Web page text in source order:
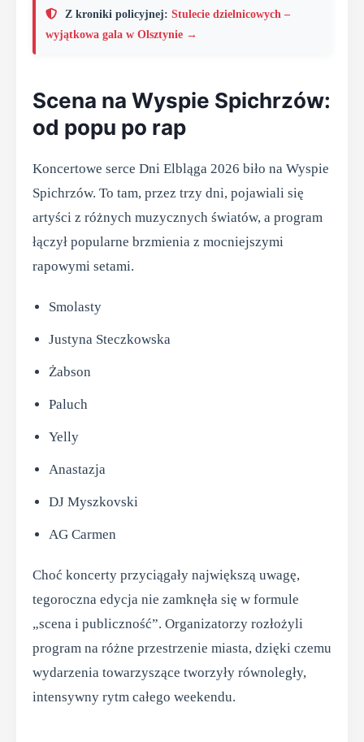
Z kroniki policyjnej: Stulecie dzielnicowych –
wyjątkowa gala w Olsztynie →
Scena na Wyspie Spichrzów:
od popu po rap
Koncertowe serce Dni Elbląga 2026 biło na Wyspie
Spichrzów. To tam, przez trzy dni, pojawiali się
artyści z różnych muzycznych światów, a program
łączył popularne brzmienia z mocniejszymi
rapowymi setami.
Smolasty
Justyna Steczkowska
Żabson
Paluch
Yelly
Anastazja
DJ Myszkovski
AG Carmen
Choć koncerty przyciągały największą uwagę,
tegoroczna edycja nie zamknęła się w formule
„scena i publiczność”. Organizatorzy rozłożyli
program na różne przestrzenie miasta, dzięki czemu
wydarzenia towarzyszące tworzyły równoległy,
intensywny rytm całego weekendu.